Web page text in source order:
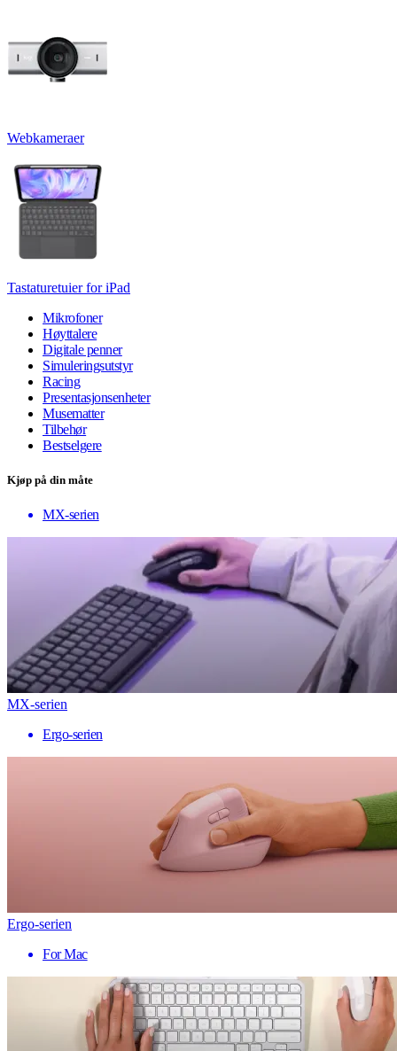
Webkameraer
Tastaturetuier for iPad
Mikrofoner
Høyttalere
Digitale penner
Simuleringsutstyr
Racing
Presentasjonsenheter
Musematter
Tilbehør
Bestselgere
Kjøp på din måte
MX-serien
MX-serien
Ergo-serien
Ergo-serien
For Mac